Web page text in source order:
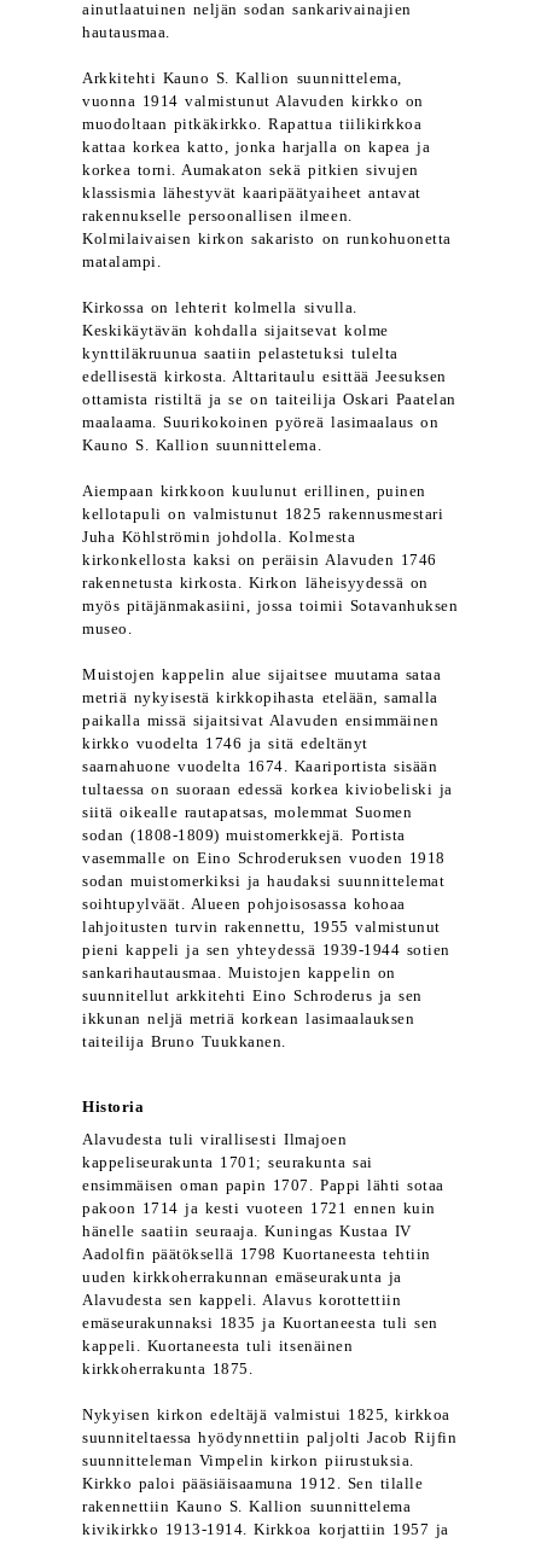
ainutlaatuinen neljän sodan sankarivainajien
hautausmaa.
Arkkitehti Kauno S. Kallion suunnittelema,
vuonna 1914 valmistunut Alavuden kirkko on
muodoltaan pitkäkirkko. Rapattua tiilikirkkoa
kattaa korkea katto, jonka harjalla on kapea ja
korkea torni. Aumakaton sekä pitkien sivujen
klassismia lähestyvät kaaripäätyaiheet antavat
rakennukselle persoonallisen ilmeen.
Kolmilaivaisen kirkon sakaristo on runkohuonetta
matalampi.
Kirkossa on lehterit kolmella sivulla.
Keskikäytävän kohdalla sijaitsevat kolme
kynttiläkruunua saatiin pelastetuksi tulelta
edellisestä kirkosta. Alttaritaulu esittää Jeesuksen
ottamista ristiltä ja se on taiteilija Oskari Paatelan
maalaama. Suurikokoinen pyöreä lasimaalaus on
Kauno S. Kallion suunnittelema.
Aiempaan kirkkoon kuulunut erillinen, puinen
kellotapuli on valmistunut 1825 rakennusmestari
Juha Köhlströmin johdolla. Kolmesta
kirkonkellosta kaksi on peräisin Alavuden 1746
rakennetusta kirkosta. Kirkon läheisyydessä on
myös pitäjänmakasiini, jossa toimii Sotavanhuksen
museo.
Muistojen kappelin alue sijaitsee muutama sataa
metriä nykyisestä kirkkopihasta etelään, samalla
paikalla missä sijaitsivat Alavuden ensimmäinen
kirkko vuodelta 1746 ja sitä edeltänyt
saarnahuone vuodelta 1674. Kaariportista sisään
tultaessa on suoraan edessä korkea kiviobeliski ja
siitä oikealle rautapatsas, molemmat Suomen
sodan (1808-1809) muistomerkkejä. Portista
vasemmalle on Eino Schroderuksen vuoden 1918
sodan muistomerkiksi ja haudaksi suunnittelemat
soihtupylväät. Alueen pohjoisosassa kohoaa
lahjoitusten turvin rakennettu, 1955 valmistunut
pieni kappeli ja sen yhteydessä 1939-1944 sotien
sankarihautausmaa. Muistojen kappelin on
suunnitellut arkkitehti Eino Schroderus ja sen
ikkunan neljä metriä korkean lasimaalauksen
taiteilija Bruno Tuukkanen.
Historia
Alavudesta tuli virallisesti Ilmajoen
kappeliseurakunta 1701; seurakunta sai
ensimmäisen oman papin 1707. Pappi lähti sotaa
pakoon 1714 ja kesti vuoteen 1721 ennen kuin
hänelle saatiin seuraaja. Kuningas Kustaa IV
Aadolfin päätöksellä 1798 Kuortaneesta tehtiin
uuden kirkkoherrakunnan emäseurakunta ja
Alavudesta sen kappeli. Alavus korottettiin
emäseurakunnaksi 1835 ja Kuortaneesta tuli sen
kappeli. Kuortaneesta tuli itsenäinen
kirkkoherrakunta 1875.
Nykyisen kirkon edeltäjä valmistui 1825, kirkkoa
suunniteltaessa hyödynnettiin paljolti Jacob Rijfin
suunnitteleman Vimpelin kirkon piirustuksia.
Kirkko paloi pääsiäisaamuna 1912. Sen tilalle
rakennettiin Kauno S. Kallion suunnittelema
kivikirkko 1913-1914. Kirkkoa korjattiin 1957 ja